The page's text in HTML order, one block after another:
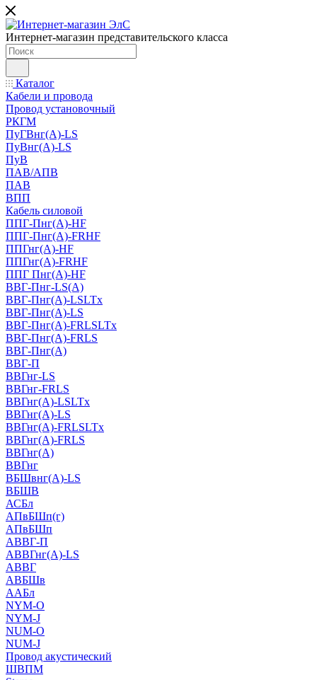
Интернет-магазин представительского класса
Каталог
Кабели и провода
Провод установочный
РКГМ
ПуГВнг(А)-LS
ПуВнг(А)-LS
ПуВ
ПАВ/АПВ
ПАВ
ВПП
Кабель силовой
ППГ-Пнг(А)-HF
ППГ-Пнг(А)-FRHF
ППГнг(А)-HF
ППГнг(А)-FRHF
ППГ Пнг(А)-HF
ВВГ-Пнг-LS(А)
ВВГ-Пнг(А)-LSLTx
ВВГ-Пнг(А)-LS
ВВГ-Пнг(А)-FRLSLTx
ВВГ-Пнг(А)-FRLS
ВВГ-Пнг(А)
ВВГ-П
ВВГнг-LS
ВВГнг-FRLS
ВВГнг(А)-LSLTx
ВВГнг(А)-LS
ВВГнг(А)-FRLSLTx
ВВГнг(А)-FRLS
ВВГнг(А)
ВВГнг
ВБШвнг(А)-LS
ВБШВ
АСБл
АПвБШп(г)
АПвБШп
АВВГ-П
АВВГнг(А)-LS
АВВГ
АВБШв
ААБл
NYM-O
NYM-J
NUM-О
NUM-J
Провод акустический
ШВПМ